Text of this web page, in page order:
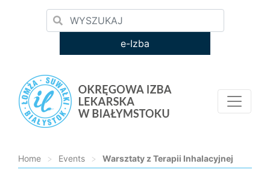
e-Izba
Home > Events > Warsztaty z Terapii Inhalacyjnej